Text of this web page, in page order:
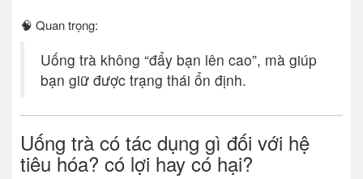
🧠 Quan trọng:
Uống trà không “đẩy bạn lên cao”, mà giúp
bạn giữ được trạng thái ổn định.
Uống trà có tác dụng gì đối với hệ
tiêu hóa? có lợi hay có hại?